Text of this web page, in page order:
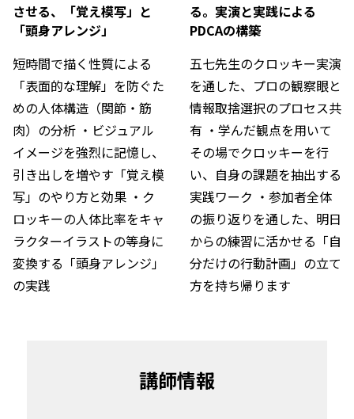
させる、「覚え模写」と
「頭身アレンジ」
短時間で描く性質による
「表面的な理解」を防ぐた
めの人体構造（関節・筋
肉）の分析 ・ビジュアル
イメージを強烈に記憶し、
引き出しを増やす「覚え模
写」のやり方と効果 ・ク
ロッキーの人体比率をキャ
ラクターイラストの等身に
変換する「頭身アレンジ」
の実践
る。実演と実践による
PDCAの構築
五七先生のクロッキー実演
を通した、プロの観察眼と
情報取捨選択のプロセス共
有 ・学んだ観点を用いて
その場でクロッキーを行
い、自身の課題を抽出する
実践ワーク ・参加者全体
の振り返りを通した、明日
からの練習に活かせる「自
分だけの行動計画」の立て
方を持ち帰ります
講師情報